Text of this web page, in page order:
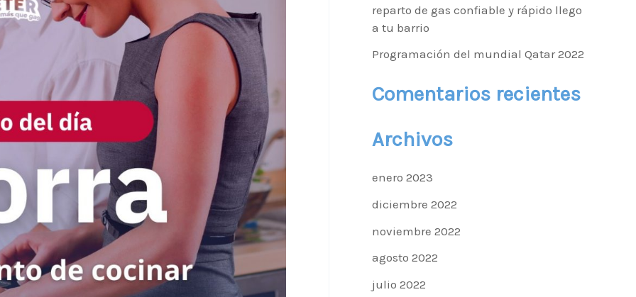
:reparto de gas confiable y rápido llego
a tu barrio
Programación del mundial Qatar 2022
Comentarios recientes
Archivos
enero 2023
diciembre 2022
noviembre 2022
agosto 2022
julio 2022